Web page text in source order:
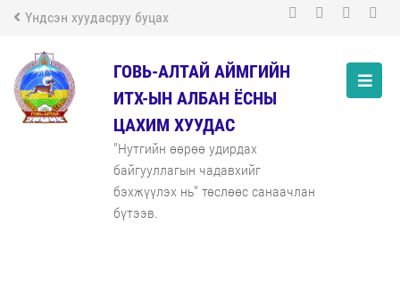
Үндсэн хуудасруу буцах
ГОВЬ-АЛТАЙ АЙМГИЙН
ИТХ-ЫН АЛБАН ЁСНЫ
ЦАХИМ ХУУДАС
"Нутгийн өөрөө удирдах
байгууллагын чадавхийг
бэхжүүлэх нь" төслөөс санаачлан
бүтээв.